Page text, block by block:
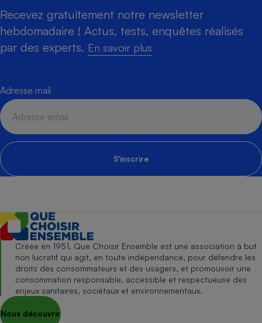
Recevez gratuitement notre newsletter
hebdomadaire ! Actus, tests, enquêtes réalisés
par des experts. En savoir plus
Adresse mail
S'inscrire
Créée en 1951, Que Choisir Ensemble est une association à but
non lucratif qui agit, en toute indépendance, pour défendre les
droits des consommateurs et des usagers, et promouvoir une
consommation responsable, accessible et respectueuse des
enjeux sanitaires, sociétaux et environnementaux.
Nous découvrir